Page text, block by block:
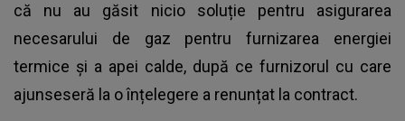
că nu au găsit nicio soluție pentru asigurarea
necesarului de gaz pentru furnizarea energiei
termice și a apei calde, după ce furnizorul cu care
ajunseseră la o înțelegere a renunțat la contract.